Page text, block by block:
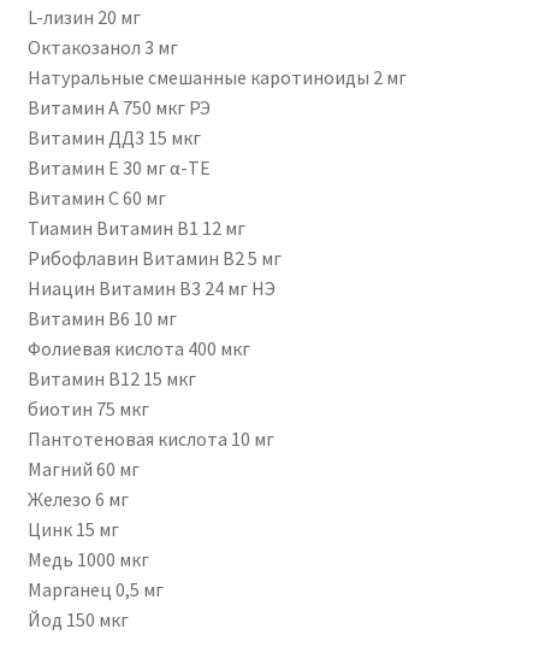
L-лизин 20 мг
Октакозанол 3 мг
Натуральные смешанные каротиноиды 2 мг
Витамин А 750 мкг РЭ
Витамин ДД3 15 мкг
Витамин Е 30 мг α-ТЕ
Витамин C 60 мг
Тиамин Витамин B1 12 мг
Рибофлавин Витамин B2 5 мг
Ниацин Витамин B3 24 мг НЭ
Витамин В6 10 мг
Фолиевая кислота 400 мкг
Витамин В12 15 мкг
биотин 75 мкг
Пантотеновая кислота 10 мг
Магний 60 мг
Железо 6 мг
Цинк 15 мг
Медь 1000 мкг
Марганец 0,5 мг
Йод 150 мкг